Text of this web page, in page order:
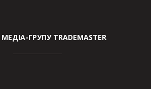
ГРУПУ TRADEMASTER